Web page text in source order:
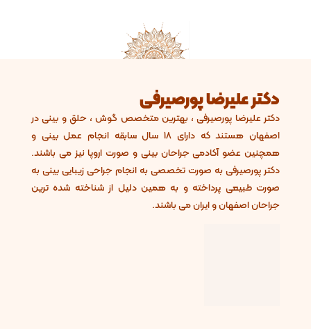
دکتر علیرضا پورصیرفی
دکتر علیرضا پورصیرفی ، بهترین متخصص گوش ، حلق و بینی در
اصفهان هستند که دارای 18 سال سابقه انجام عمل بینی و
همچنین عضو آکادمی جراحان بینی و صورت اروپا نیز می باشند.
دکتر پورصیرفی به صورت تخصصی به انجام جراحی زیبایی بینی به
صورت طبیعی پرداخته و به همین دلیل از شناخته شده ترین
جراحان اصفهان و ایران می باشند.